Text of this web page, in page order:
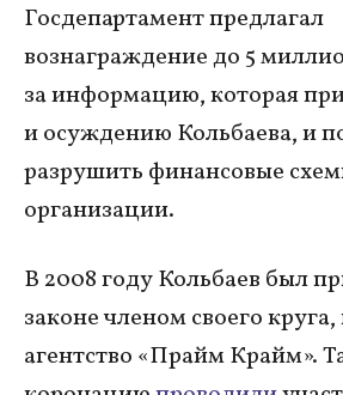
Госдепартамент предлагал
вознаграждение до 5
за информацию, которая
и осуждению Кольбаева, и
разрушить финансовые
организации.
В 2008 году Кольбаев был
законе членом своего
агентство «Прайм Крайм».